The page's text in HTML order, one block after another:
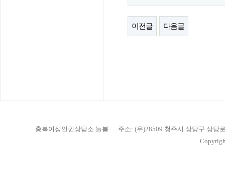
이전글 다음글
충북여성인권상담소 늘봄
주소: (우)28509 청주시 상당구 상당